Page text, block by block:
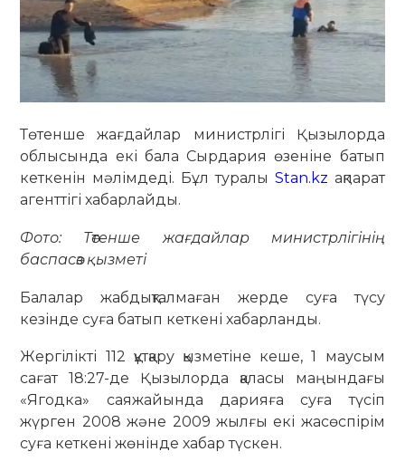
Төтенше жағдайлар министрлігі Қызылорда
облысында екі бала Сырдария өзеніне батып
кеткенін мәлімдеді. Бұл туралы Stan.kz ақпарат
агенттігі хабарлайды.
Фото: Төтенше жағдайлар министрлігінің
баспасөз қызметі
Балалар жабдықталмаған жерде суға түсу
кезінде суға батып кеткені хабарланды.
Жергілікті 112 құтқару қызметіне кеше, 1 маусым
сағат 18:27-де Қызылорда қаласы маңындағы
«Ягодка» саяжайында дарияға суға түсіп
жүрген 2008 және 2009 жылғы екі жасөспірім
суға кеткені жөнінде хабар түскен.